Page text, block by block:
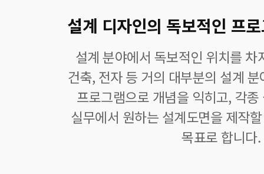
설계 디자인의 독보적인 프
설계 분야에서 독보적인 위치를 차
건축, 전자 등 거의 대부분의 설계
프로그램으로 개념을 익히고, 각
실무에서 원하는 설계도면을 제작
목표로 합니다.